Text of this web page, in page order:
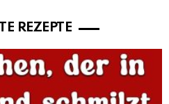
REZEPTE